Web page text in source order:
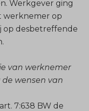
Werkgever ging
werknemer op
op desbetreffende
van werknemer
wensen van
7:638 BW de